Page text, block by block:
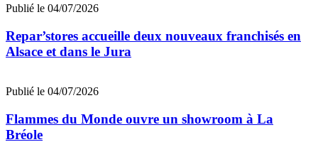
Publié le 04/07/2026
Repar’stores accueille deux nouveaux franchisés en
Alsace et dans le Jura
Publié le 04/07/2026
Flammes du Monde ouvre un showroom à La
Bréole